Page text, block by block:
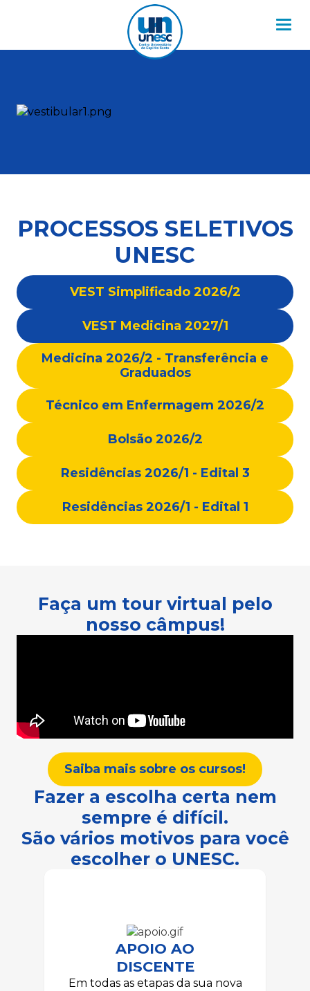
PROCESSOS SELETIVOS
UNESC
VEST Simplificado 2026/2
VEST Medicina 2027/1
Medicina 2026/2 - Transferência e
Graduados
Técnico em Enfermagem 2026/2
Bolsão 2026/2
Residências 2026/1 - Edital 3
Residências 2026/1 - Edital 1
Faça um tour virtual pelo
nosso câmpus!
Saiba mais sobre os cursos!
Fazer a escolha certa nem
sempre é difícil.
São vários motivos para você
escolher o UNESC.
APOIO AO
DISCENTE
Em todas as etapas da sua nova